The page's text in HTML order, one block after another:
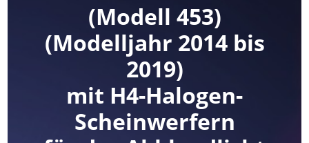
(Modell 453)
(Modelljahr 2014 bis
2019)
mit H4-Halogen-
Scheinwerfern